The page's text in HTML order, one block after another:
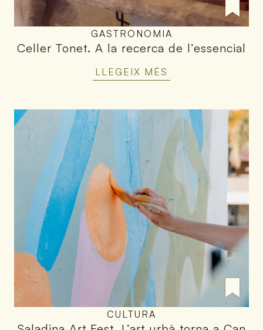
GASTRONOMIA
Celler Tonet. A la recerca de l’essencial
LLEGEIX MÉS
CULTURA